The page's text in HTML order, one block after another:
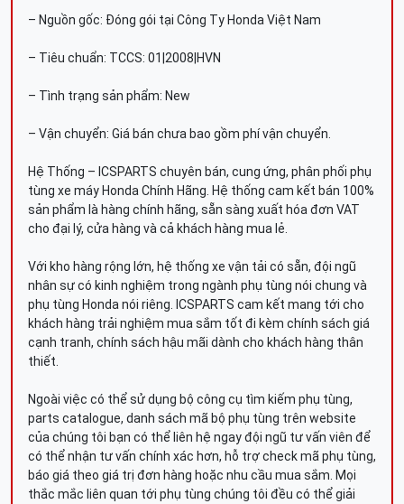
– Nguồn gốc: Đóng gói tại Công Ty Honda Việt Nam
– Tiêu chuẩn: TCCS: 01|2008|HVN
– Tình trạng sản phẩm: New
– Vận chuyển: Giá bán chưa bao gồm phí vận chuyển.
Hệ Thống – ICSPARTS chuyên bán, cung ứng, phân phối phụ
tùng xe máy Honda Chính Hãng. Hệ thống cam kết bán 100%
sản phẩm là hàng chính hãng, sẵn sàng xuất hóa đơn VAT
cho đại lý, cửa hàng và cả khách hàng mua lẻ.
Với kho hàng rộng lớn, hệ thống xe vận tải có sẵn, đội ngũ
nhân sự có kinh nghiệm trong ngành phụ tùng nói chung và
phụ tùng Honda nói riêng. ICSPARTS cam kết mang tới cho
khách hàng trải nghiệm mua sắm tốt đi kèm chính sách giá
cạnh tranh, chính sách hậu mãi dành cho khách hàng thân
thiết.
Ngoài việc có thể sử dụng bộ công cụ tìm kiếm phụ tùng,
parts catalogue, danh sách mã bộ phụ tùng trên website
của chúng tôi bạn có thể liên hệ ngay đội ngũ tư vấn viên để
có thể nhận tư vấn chính xác hơn, hỗ trợ check mã phụ tùng,
báo giá theo giá trị đơn hàng hoặc nhu cầu mua sắm. Mọi
thắc mắc liên quan tới phụ tùng chúng tôi đều có thể giải